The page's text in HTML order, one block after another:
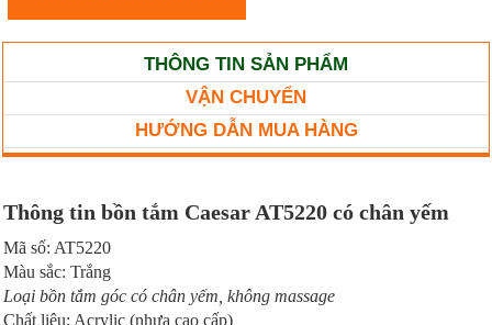
THÔNG TIN SẢN PHẨM
VẬN CHUYỂN
HƯỚNG DẪN MUA HÀNG
Thông tin bồn tắm Caesar AT5220 có chân yếm
Mã số: AT5220
Màu sắc: Trắng
Loại bồn tắm góc có chân yếm, không massage
Chất liệu: Acrylic (nhựa cao cấp)